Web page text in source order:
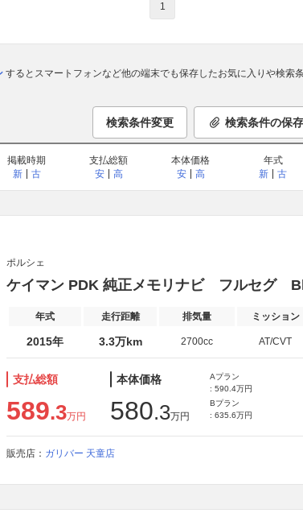
1
するとスマートフォンなど他の端末でも保存したお気に入りや検索
検索条件変更 検索条件の保
掲載時期
新
古
支払総額
安
高
本体価格
安
高
年式
新
古
ポルシェ
ケイマン PDK 純正メモリナビ フルセグ
年式 走行距離 排気量 ミッション
2015年 3.3万km 2700cc AT/CVT
支払総額
589.3万円
本体価格
580.3万円
Aプラン
: 590.4万円
Bプラン
: 635.6万円
販売店： ガリバー 天童店